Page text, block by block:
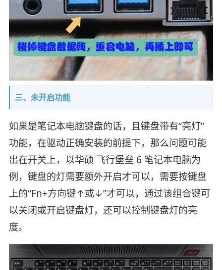
三、未开启功能
如果是笔记本电脑键盘的话，且键盘带有“亮灯”
功能，在驱动正确安装的前提下，那么问题可能
出在开关上，以华硕 飞行堡垒 6 笔记本电脑为
例，键盘的灯需要额外开启才可以，需要按键盘
上的“Fn+方向键↑或↓”才可以，通过该组合键可
以关闭或开启键盘灯，还可以控制键盘灯的亮
度。